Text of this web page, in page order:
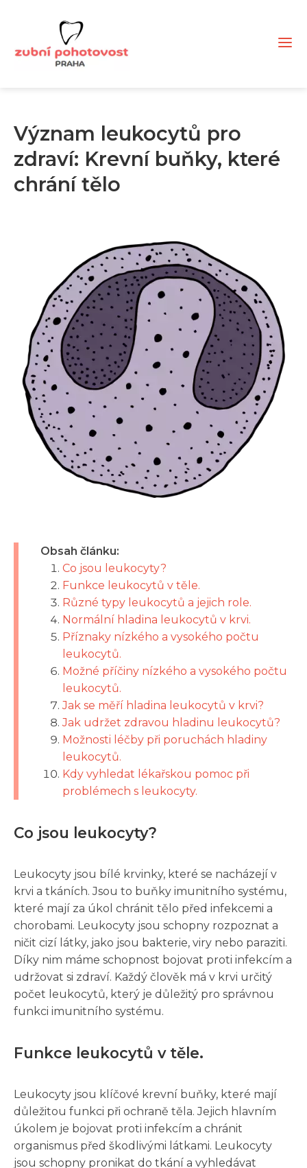
Význam leukocytů pro
zdraví: Krevní buňky, které
chrání tělo
Obsah článku:
Co jsou leukocyty?
Funkce leukocytů v těle.
Různé typy leukocytů a jejich role.
Normální hladina leukocytů v krvi.
Příznaky nízkého a vysokého počtu
leukocytů.
Možné příčiny nízkého a vysokého počtu
leukocytů.
Jak se měří hladina leukocytů v krvi?
Jak udržet zdravou hladinu leukocytů?
Možnosti léčby při poruchách hladiny
leukocytů.
Kdy vyhledat lékařskou pomoc při
problémech s leukocyty.
Co jsou leukocyty?
Leukocyty jsou bílé krvinky, které se nacházejí v
krvi a tkáních. Jsou to buňky imunitního systému,
které mají za úkol chránit tělo před infekcemi a
chorobami. Leukocyty jsou schopny rozpoznat a
ničit cizí látky, jako jsou bakterie, viry nebo paraziti.
Díky nim máme schopnost bojovat proti infekcím a
udržovat si zdraví. Každý člověk má v krvi určitý
počet leukocytů, který je důležitý pro správnou
funkci imunitního systému.
Funkce leukocytů v těle.
Leukocyty jsou klíčové krevní buňky, které mají
důležitou funkci při ochraně těla. Jejich hlavním
úkolem je bojovat proti infekcím a chránit
organismus před škodlivými látkami. Leukocyty
jsou schopny pronikat do tkání a vyhledávat